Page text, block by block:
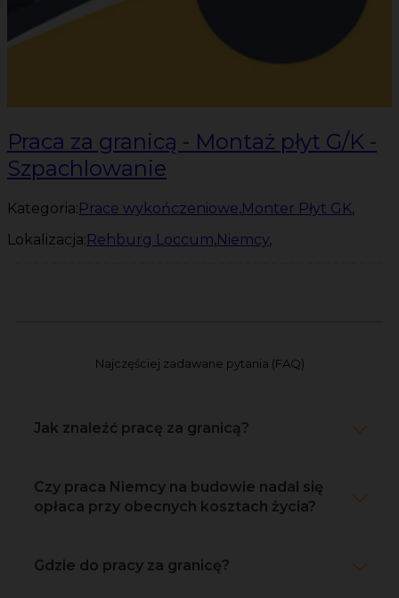
Praca za granicą - Montaż płyt G/K -
Szpachlowanie
Kategoria:Prace wykończeniowe,Monter Płyt GK,
Lokalizacja:Rehburg Loccum,Niemcy,
Najczęściej zadawane pytania (FAQ)
Jak znaleźć pracę za granicą?
Czy praca Niemcy na budowie nadal się
opłaca przy obecnych kosztach życia?
Gdzie do pracy za granicę?